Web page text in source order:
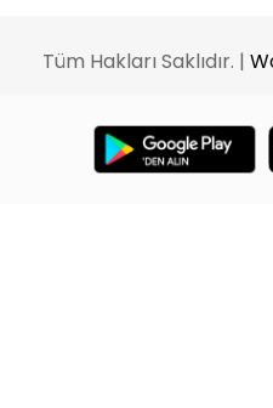
Tüm Hakları Saklıdır. |